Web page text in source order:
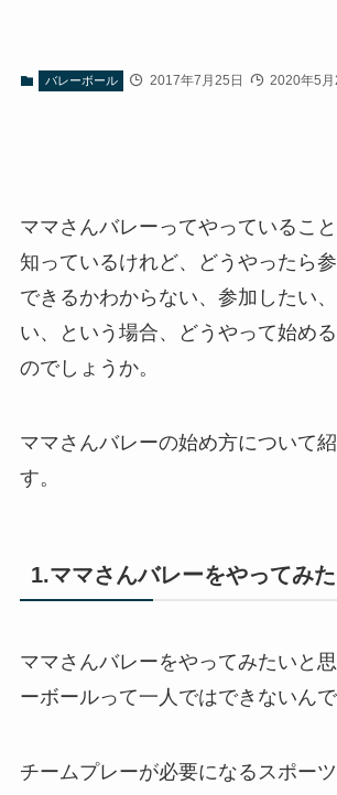
バレーボール 2017年7月25日 2020年5月
ママさんバレーってやっているこ
知っているけれど、どうやったら
できるかわからない、参加したい
い、という場合、どうやって始め
のでしょうか。
ママさんバレーの始め方について
す。
1.ママさんバレーをやってみた
ママさんバレーをやってみたいと
ーボールって一人ではできないんで
チームプレーが必要になるスポー